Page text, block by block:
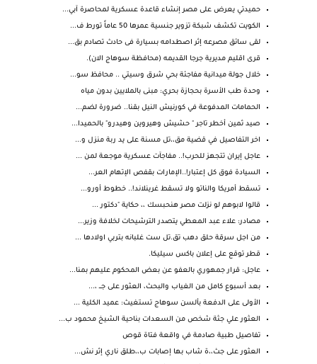
حميدتي يعرض على مصر إنشاء قاعدة عسكرية لمحاصرة آبي...
الكويت تكشف شبكة تزوير جنسية عمرها 50 عاماً تورط ف...
لقى سائق مصرعه إثر اصطدامه بسيارة فى حادث تصادم بق...
قرى اقليم مديرية جرجا القديمه (محافظة سوهاج الان).
خلال جولة ميدانية مفاجئة بحي شرق وسيتي .. محافظ سو...
وحدة طب الأسرة بحجازة بحري: مبنى بالملايين بدون مياه
الحمامات المدفوعة في كورنيش النيل بقنا.. ضرورة لضم...
صيد ثمين أخطر تاجر " حشيش وهيروين وهيدرو" بالحميدا...
اخر التفاصيل في قضية مق،،تل مسنة على يد ربة منزل و...
عاجل إيران تتجهز للحرب!.. مفاجآت عسكرية موجعة لمن ...
السيادة فوق كل إعتبار!..الإمارات بقفص الإتهام العر...
تسقط أمريكا والناتو ولا تسقط غرينلاند!.. خطوط أورو...
قالوا لابوهم لو نزلت مصر هنحبسك ،، حكاية "دكتور ...
مصادر: علاء عبد المعطي يتصدر الترشيحات لخلافة وزير...
من اجل سرقة حلق دهب تق.تل ست غلبانه بتربي اولادها ...
قطر توقع على إعلان باكس سيليكا.
عاجل: قرار جمهوري بالعفو عن بعض المحكوم عليهم بمنا...
بعد أسبوع كامل من الغياب والبحث، العثور على جـــ ،...
الأولى على الدفعة بألسن سوهاج تستغيث: عميد الكلية ...
العثور علي جثة شخص من السعدات بناحية الشيخ محمود ب...
تفاصيل طبية صادمة في واقعة فتاة قوص
العثور على جث،،ة شاب بها إصابات ب،،طلق ناري إثر نش...